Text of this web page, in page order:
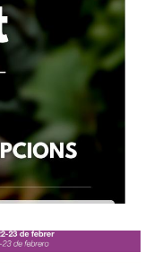
Talent"